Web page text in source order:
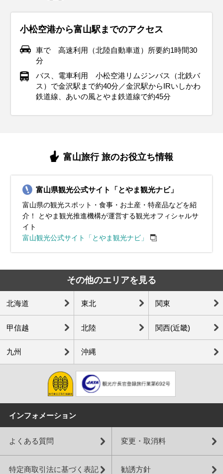
手のジャケットがぴったりで、インナーにはセーターやター
トルネックを合わせて体をしっかり温めましょう。足元には
ブーツを選んで、寒さから守りながら観光中も快適に過ごせ
手袋を携帯しておくと安心です。秋の北陸地方ならではの美
しい庭園や茶屋街を訪れる際には、季節感を意識したスタイ
波市）、つるぎフェスティバル（上市町）、環水公園 スイートイ
ルミネーション（富山市）、ツゥインクルナイト（射水市）、ベ
ニズワイガニ（旬）、庄川ゆず（旬）
ートテックやフリース素材を取り入れると、寒い日でも快適
に過ごせます。手袋やマフラー、帽子などの防寒小物も忘れ
ずに準備してください。降雪がある場合には、防水性の高い
ミネーションや伝統的な年末行事を楽しむためには、温かさ
と動きやすさを兼ね備えた服装がポイントです。
イベント・観光
リップ公園KIRAKIRAミッション（砺波市）、ツゥインクルナイ
ト（射水市）、寒ブリ（旬）、ベニズワイガニ（旬）、ゲンゲ
（旬）
で、厚手のコートやダウンジャケットが必須。足元には防水
性のある滑りにくいソールのブーツがおすすめです。インナ
ーにはヒートテックやフリース素材を取り入れて、しっかり
して、寒さに負けず快適に過ごしましょう。
イベント・観光
雪景色、ウィンタースポーツシーズン、加茂神社 鰤分け神事（射
ックや厚手のセーターでしっかり保温を。北陸地方は風が強
い日も多いので、風を通しにくい素材のコートを選ぶとさら
に快適です。屋外観光では重ね着で体温調整しやすい服装が
して楽しめます。
イベント・観光
雪景色、ウィンタースポーツシーズン、梅の見ごろ、牛岳スノー
おすすめ。インナーには厚手のセーターや長袖シャツを着
て、日中はカーディガンなどで調整できると便利です。ま
た、雨が降る日が多いので、防水性のある靴や折りたたみ傘
は、動きやすい服装で出かけましょう。
イベント・観光
梅の見ごろ、山町筋のひなまつり（高岡市）、ホタルイカ（旬）
長袖シャツを合わせて、朝晩の寒さ対策にカーディガンを持
ち歩くと安心です。観光でたくさん歩くことを考えて、履き
心地の良いスニーカーがおすすめ。雨が降る日もあるので、
イベント・観光
桜の見ごろ、チューリップの見ごろ、高岡桜まつり（高岡市）、
庄川峡桜まつり（砺波市）、となみチューリップフェア（砺波
山祭（小矢部市）、まるまげ祭り（氷見市）、滑川ほたるいか海
上観光（滑川市）、立山黒部アルペンルート全線開通（立山
町）、雪の大谷ウォーク（立山町）、シロエビ（旬）、ホタルイ
カ（旬）
く、朝晩の涼しさには軽く羽織れるアイテムが便利です。半
袖シャツや薄手のパンツを取り入れた軽やかなコーデで、観
光も快適に楽しめます。晴れた日が多いですが、急な雨に備
歩く場合は、クッション性のあるスニーカーを履いて足元も
快適に。
イベント・観光
岡市）、越中だいもん凧まつり（射水市）、雪の大谷ウォーク
（立山町）、シロエビ（旬）、ホタルイカ（旬）
パンツを基本に、必要に応じて軽めのジャケットを羽織ると
便利です。雨対策として、防水性のあるジャケットやレイン
コートを持参すると安心。靴は防水加工されたスニーカーや
す。さらに、屋外観光の際は荷物が濡れないように防水バッ
グも用意しておくと安心です。
イベント・観光
（砺波市）、津沢夜高あんどん祭（小矢部市）、となみ夜高まつ
り（砺波市）、雪の大谷ウォーク（～6/25まで・立山町）、シロ
エビ（旬）
として、帽子やサングラス、日焼け止めをしっかり使いまし
ょう。ただし、冷房が効いた屋内や公共交通機関では寒く感
じることがあるので、薄手のカーディガンやストールを持ち
ーカーを選んで、長時間の散策でも快適に過ごせます。夜は
花火大会などのイベントが多いので、軽めの羽織ものを用意
（入善町）、伏木港まつり（高岡市）、富山新港花火大会（射水
市）、生地えびす祭り（黒部市）、福光ねつおくり七夕祭り（南
砺市）、滑川のネブタ流し（滑川市）、シロエビ（旬）
小松空港から富山駅までのアクセス
車で 高速利用（北陸自動車道）所要約1時間30
分
バス、電車利用 小松空港リムジンバス（北鉄バ
ス）で金沢駅まで約40分／金沢駅からIRいしかわ
鉄道線、あいの風とやま鉄道線で約45分
富山旅行 旅のお役立ち情報
富山県観光公式サイト「とやま観光ナビ」
富山県の観光スポット・食事・お土産・特産品などを紹
介！ とやま観光推進機構が運営する観光オフィシャルサ
イト
富山観光公式サイト「とやま観光ナビ」
その他のエリアを見る
北海道 東北 関東
甲信越 北陸 関西(近畿)
九州 沖縄
インフォメーション
よくある質問 変更・取消料
特定商取引法に基づく表記 勧誘方針